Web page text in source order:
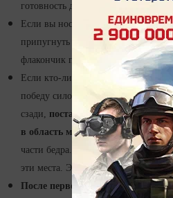
готовность дать отпор.
Если вы носите с собойперцовый
припугнуть насильника,
флакончик перед собой. Это
Если кто-либо нападёт на вас, вы
победу силой, но вот хитростью -
сзади, постарайтесь очень
в область между подмышкой и
части бедра. Можете попробовать
эти места. Это действительно
После первого удара цельтесь в